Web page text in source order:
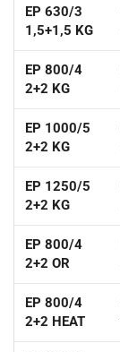
EP 630/3
1,5+1,5 KG
EP 800/4
2+2 KG
EP 1000/5
2+2 KG
EP 1250/5
2+2 KG
EP 800/4
2+2 OR
EP 800/4
2+2 HEAT